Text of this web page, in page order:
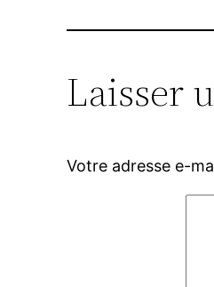
Laisser
Votre adresse e-